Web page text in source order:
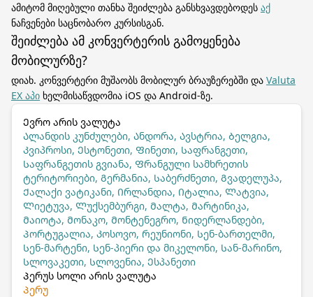
ამიტომ მიღებული თანხა შეიძლება განსხვავდებოდეს აქ
ნაჩვენები საცნობარო კურსისგან.
შეიძლება ამ კონვერტერის გამოყენება
მობილურზე?
დიახ. კონვერტერი მუშაობს მობილურ ბრაუზერებში და Valuta
EX აპი ხელმისაწვდომია iOS და Android-ზე.
Ევრო არის ვალუტა
Ალანდის კუნძულები, Ანდორა, Ავსტრია, Ბელგია,
Კვიპროსი, Ესტონეთი, Ფინეთი, Საფრანგეთი,
Საფრანგეთის გვიანა, Ფრანგული სამხრეთის
ტერიტორიები, Გერმანია, Საბერძნეთი, Გვადელუპა,
Ქალაქი ვატიკანი, Ირლანდია, Იტალია, Ლატვია,
Ლიეტუვა, Ლუქსემბურგი, Მალტა, Მარტინიკა,
Მაიოტა, Მონაკო, Მონტენეგრო, Ნიდერლანდები,
Პორტუგალია, Კოსოვო, Რეუნიონი, Სენ-ბართელმი,
Სენ-მარტენი, Სენ-პიერი და მიკელონი, Სან-მარინო,
Სლოვაკეთი, Სლოვენია, Ესპანეთი
Პერუს სოლი არის ვალუტა
Პერუ